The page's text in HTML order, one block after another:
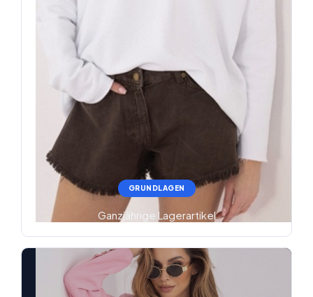
GRUNDLAGEN
Ganzjährige Lagerartikel